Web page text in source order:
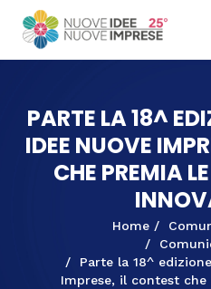
PARTE LA 18^
IDEE NUOVE
CHE PREMIA
Home
Parte la 18^
Imprese, il contest